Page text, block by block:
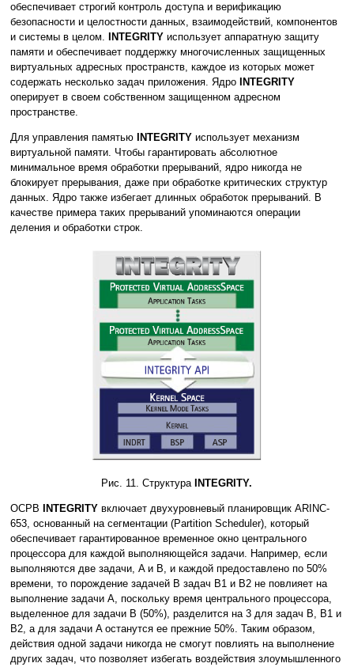
обеспечивает строгий контроль доступа и верификацию
безопасности и целостности данных, взаимодействий, компонентов
и системы в целом.
INTEGRITY использует аппаратную защиту
памяти и обеспечивает поддержку многочисленных защищенных
виртуальных адресных пространств, каждое из которых может
содержать несколько задач приложения. Ядро
INTEGRITY
оперирует в своем собственном защищенном адресном
пространстве.
Для управления памятью INTEGRITY использует механизм
виртуальной памяти. Чтобы гарантировать абсолютное
минимальное время обработки прерываний, ядро никогда не
блокирует прерывания, даже при обработке критических структур
данных. Ядро также избегает длинных обработок прерываний. В
качестве примера таких прерываний упоминаются операции
деления и обработки строк.
Рис. 11. Структура INTEGRITY.
ОСРВ INTEGRITY включает двухуровневый планировщик ARINC-
653, основанный на сегментации (Partition Scheduler), который
обеспечивает гарантированное временное окно центрального
процессора для каждой выполняющейся задачи. Например, если
выполняются две задачи, A и B, и каждой предоставлено по 50%
времени, то порождение задачей B задач B1 и B2 не повлияет на
выполнение задачи A, поскольку время центрального процессора,
выделенное для задачи В (50%), разделится на 3 для задач В, B1 и
B2, а для задачи A останутся ее прежние 50%. Таким образом,
действия одной задачи никогда не смогут повлиять на выполнение
других задач, что позволяет избегать воздействия злоумышленного